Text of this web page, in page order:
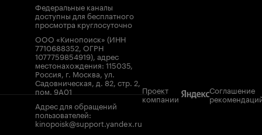
Федеральные каналы
доступны для бесплатного
просмотра круглосуточно
ООО «Кинопоиск» (ИНН
7710688352, ОГРН
1077759854919), адрес
местонахождения: 115035,
Россия, г. Москва, ул.
Садовническая, д. 82, стр. 2,
пом. 9А01
Адрес для обращений
пользователей:
kinopoisk@support.yandex.ru
Проект
компании
Соглашение